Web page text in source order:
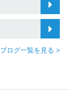
ブログ一覧を見る >